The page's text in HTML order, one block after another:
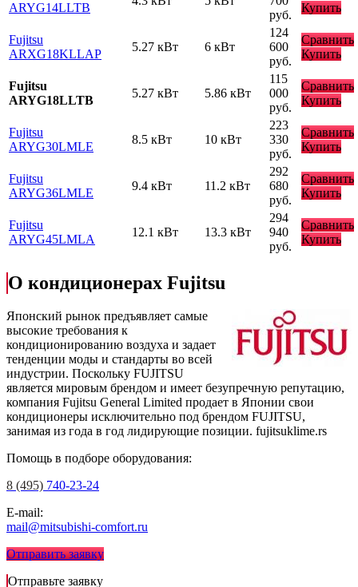
ARYG14LLTB
руб.
Купить
Fujitsu
ARXG18KLLAP
5.27 кВт 6 кВт
124
600
руб.
Сравнить
Купить
Fujitsu
ARYG18LLTB
5.27 кВт 5.86 кВт
115
000
руб.
Сравнить
Купить
Fujitsu
ARYG30LMLE
8.5 кВт 10 кВт
223
330
руб.
Сравнить
Купить
Fujitsu
ARYG36LMLE
9.4 кВт 11.2 кВт
292
680
руб.
Сравнить
Купить
Fujitsu
ARYG45LMLA
12.1 кВт 13.3 кВт
294
940
руб.
Сравнить
Купить
О кондиционерах Fujitsu
Японский рынок предъявляет самые
высокие требования к
кондиционированию воздуха и задает
тенденции моды и стандарты во всей
индустрии. Поскольку FUJITSU
является мировым брендом и имеет безупречную репутацию,
компания Fujitsu General Limited продает в Японии свои
кондиционеры исключительно под брендом FUJITSU,
занимая из года в год лидирующие позиции. fujitsuklime.rs
Помощь в подборе оборудования:
8 (495) 740-23-24
E-mail:
mail@mitsubishi-comfort.ru
Отправить заявку
Отправьте заявку